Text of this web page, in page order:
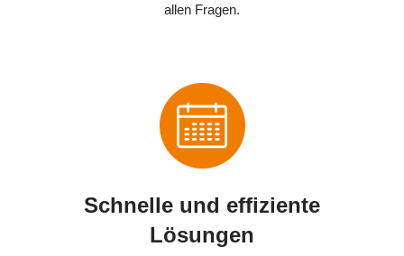
allen Fragen.
Schnelle und effiziente
Lösungen